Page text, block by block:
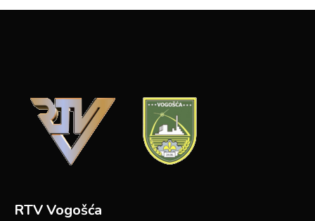
RTV Vogošća